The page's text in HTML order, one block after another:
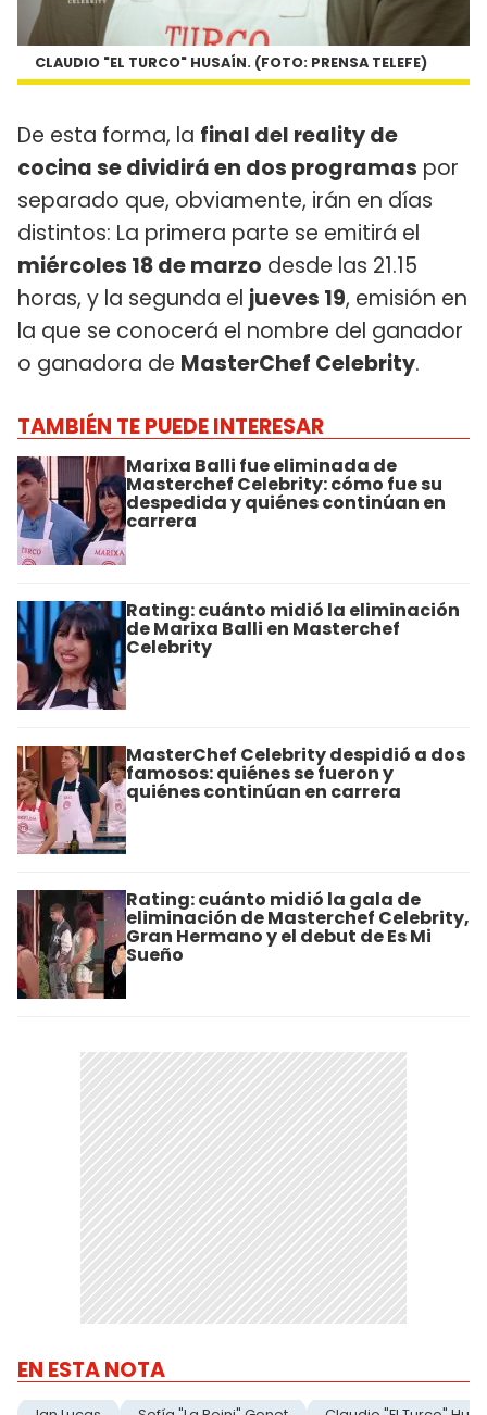
CLAUDIO "EL TURCO" HUSAÍN. (FOTO: PRENSA TELEFE)
De esta forma, la final del reality de
cocina se dividirá en dos programas por
separado que, obviamente, irán en días
distintos: La primera parte se emitirá el
miércoles 18 de marzo desde las 21.15
horas, y la segunda el jueves 19, emisión en
la que se conocerá el nombre del ganador
o ganadora de MasterChef Celebrity.
TAMBIÉN TE PUEDE INTERESAR
Marixa Balli fue eliminada de
Masterchef Celebrity: cómo fue su
despedida y quiénes continúan en
carrera
Rating: cuánto midió la eliminación
de Marixa Balli en Masterchef
Celebrity
MasterChef Celebrity despidió a dos
famosos: quiénes se fueron y
quiénes continúan en carrera
Rating: cuánto midió la gala de
eliminación de Masterchef Celebrity,
Gran Hermano y el debut de Es Mi
Sueño
EN ESTA NOTA